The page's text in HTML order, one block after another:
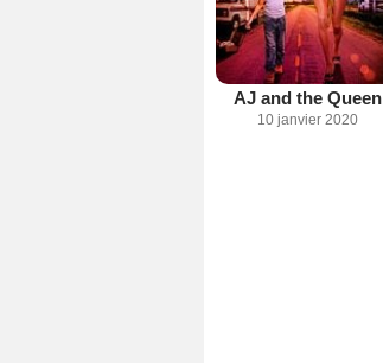
AJ and the Queen
10 janvier 2020